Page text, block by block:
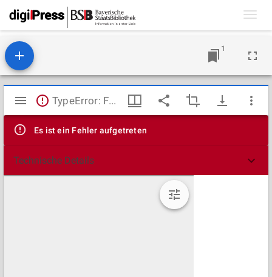
1
Mirador
Viewer
TypeError: Failed to fetch
Es ist ein Fehler aufgetreten
Technische Details